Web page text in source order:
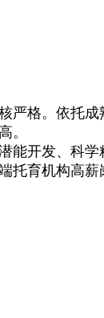
格。依托成
。
开发、科学
托育机构高薪